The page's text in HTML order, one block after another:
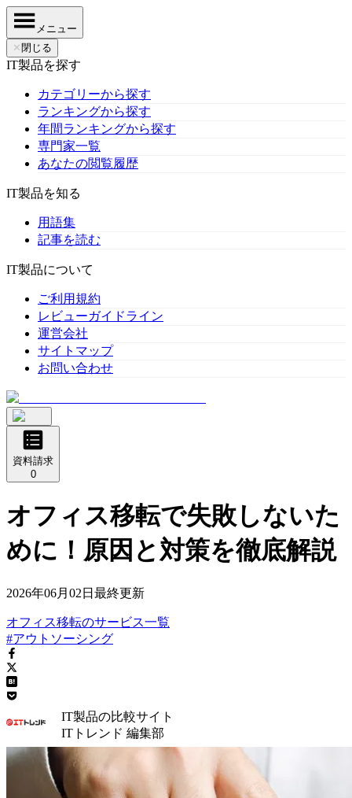
メニュー
✕ 閉じる
IT製品を探す
カテゴリーから探す
ランキングから探す
年間ランキングから探す
専門家一覧
あなたの閲覧履歴
IT製品を知る
用語集
記事を読む
IT製品について
ご利用規約
レビューガイドライン
運営会社
サイトマップ
お問い合わせ
資料請求
0
オフィス移転で失敗しないた
めに！原因と対策を徹底解説
2026年06月02日 最終更新
オフィス移転のサービス一覧
#アウトソーシング
IT製品の比較サイト
ITトレンド 編集部